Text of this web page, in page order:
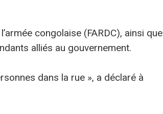
congolaise (FARDC), ainsi que
alliés au gouvernement.
dans la rue », a déclaré à